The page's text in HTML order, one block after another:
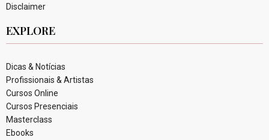
Disclaimer
EXPLORE
Dicas & Notícias
Profissionais & Artistas
Cursos Online
Cursos Presenciais
Masterclass
Ebooks